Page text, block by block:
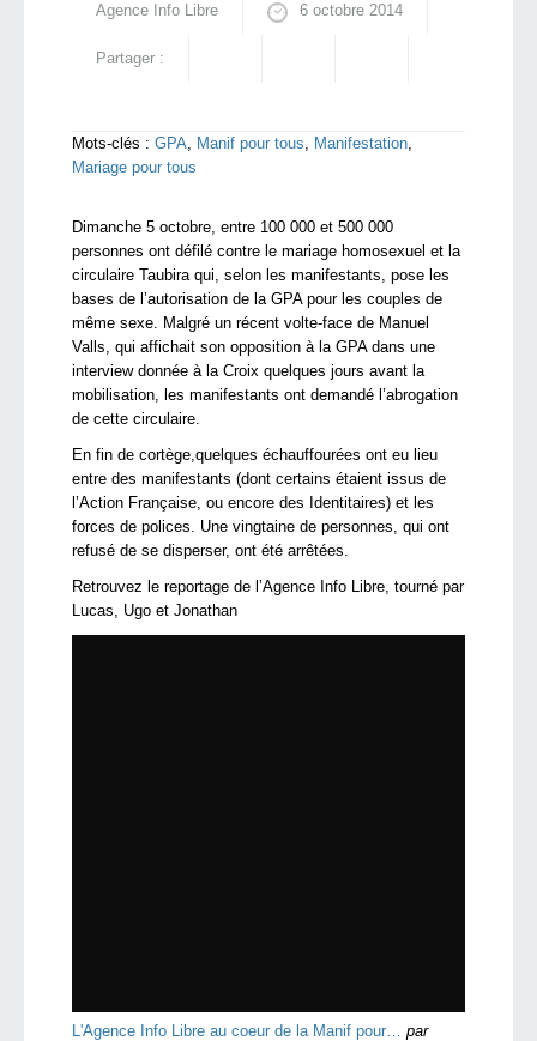
Agence Info Libre 6 octobre 2014
Partager :
Mots-clés : GPA, Manif pour tous, Manifestation,
Mariage pour tous
Dimanche 5 octobre, entre 100 000 et 500 000
personnes ont défilé contre le mariage homosexuel et la
circulaire Taubira qui, selon les manifestants, pose les
bases de l’autorisation de la GPA pour les couples de
même sexe. Malgré un récent volte-face de Manuel
Valls, qui affichait son opposition à la GPA dans une
interview donnée à la Croix quelques jours avant la
mobilisation, les manifestants ont demandé l’abrogation
de cette circulaire.
En fin de cortège,quelques échauffourées ont eu lieu
entre des manifestants (dont certains étaient issus de
l’Action Française, ou encore des Identitaires) et les
forces de polices. Une vingtaine de personnes, qui ont
refusé de se disperser, ont été arrêtées.
Retrouvez le reportage de l’Agence Info Libre, tourné par
Lucas, Ugo et Jonathan
L'Agence Info Libre au coeur de la Manif pour… par